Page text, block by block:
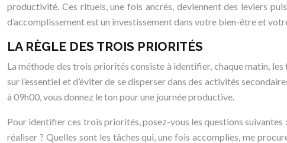
productivité. Ces rituels, une fois ancrés, deviennent des leviers
d’accomplissement est un investissement dans votre bien-être et
LA RÈGLE DES TROIS PRIORITÉS
La méthode des trois priorités consiste à identifier, chaque matin,
sur l’essentiel et d’éviter de se disperser dans des activités
à 09h00, vous donnez le ton pour une journée productive.
Pour identifier ces trois priorités, posez-vous les questions suivantes
réaliser ? Quelles sont les tâches qui, une fois accomplies, me